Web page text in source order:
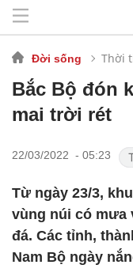
Đời sống Thời
Bắc Bộ đón
mai trời rét
22/03/2022 - 05:23
Từ ngày 23/3,
vùng núi có mưa
đá. Các tỉnh,
Nam Bộ ngày